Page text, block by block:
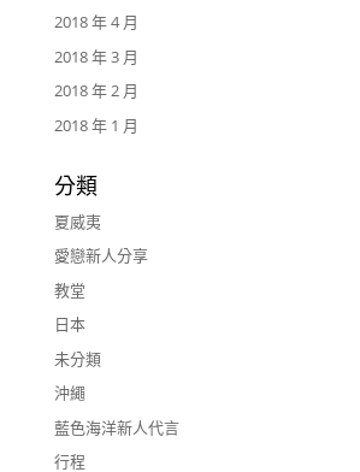
2018 年 4 月
2018 年 3 月
2018 年 2 月
2018 年 1 月
分類
夏威夷
愛戀新人分享
教堂
日本
未分類
沖繩
藍色海洋新人代言
行程